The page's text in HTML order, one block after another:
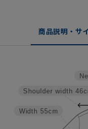
商品説明・サ
Width 55cm
Shoulder width